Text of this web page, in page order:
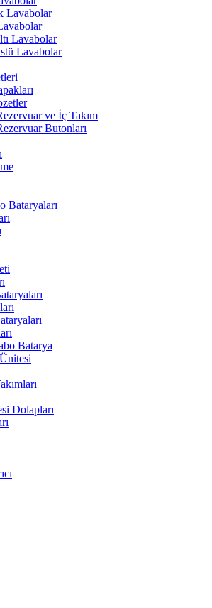
Lavabolar
Lavabolar
Lavabolar
ve İç Takım
Butonları
Bataryaları
Batarya
Dolapları